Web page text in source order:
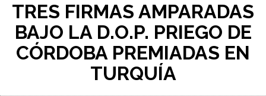
TRES FIRMAS AMPARADAS
BAJO LA D.O.P. PRIEGO DE
CÓRDOBA PREMIADAS EN
TURQUÍA